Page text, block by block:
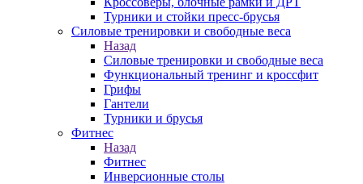
Турники и стойки пресс-брусья
Силовые тренировки и свободные веса
Назад
Силовые тренировки и свободные веса
Функциональный тренинг и кроссфит
Грифы
Гантели
Турники и брусья
Фитнес
Назад
Фитнес
Инверсионные столы